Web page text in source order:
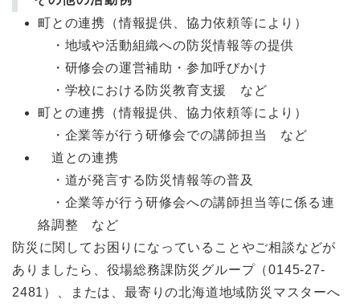
町との連携（情報提供、協力依頼等により）
・地域や活動組織への防災情報等の提供
・研修会の運営補助・参加呼びかけ
・学校における防災教育支援 など
町との連携（情報提供、協力依頼等により）
・企業等が行う研修会での講師担当 など
道との連携
・道が発言する防災情報等の普及
・企業等が行う研修会への講師担当等に係る連
絡調整 など
防災に関してお困りになっていることやご相談などが
ありましたら、役場総務課防災グループ（0145-27-
2481）、または、最寄りの北海道地域防災マスターへ